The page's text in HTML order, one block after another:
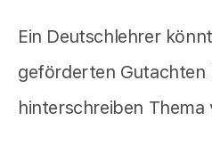
Ein Deutschlehrer
geförderten Gutachten
hinterschreiben